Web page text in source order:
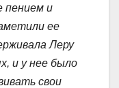
пением и
ее
Леру
и у нее было
свои